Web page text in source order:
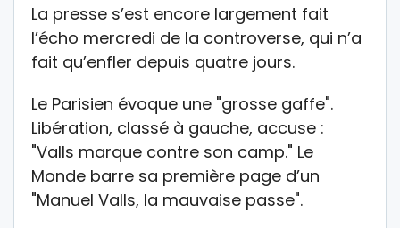
La presse s’est encore largement fait
l’écho mercredi de la controverse, qui n’a
fait qu’enfler depuis quatre jours.
Le Parisien évoque une "grosse gaffe".
Libération, classé à gauche, accuse :
"Valls marque contre son camp." Le
Monde barre sa première page d’un
"Manuel Valls, la mauvaise passe".